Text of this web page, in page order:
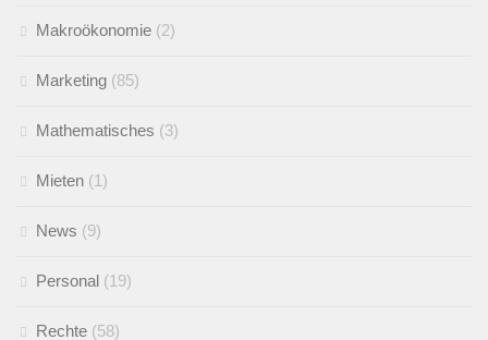
Makroökonomie (2)
Marketing (85)
Mathematisches (3)
Mieten (1)
News (9)
Personal (19)
Rechte (58)